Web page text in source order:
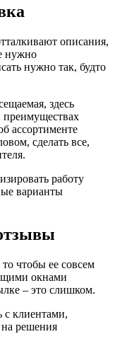
описания,
нужно
нужно так, будто
здесь
преимуществах
ассортименте
сделать все,
работу
варианты
чтобы ее совсем
окнами
– это слишком.
с клиентами,
решения